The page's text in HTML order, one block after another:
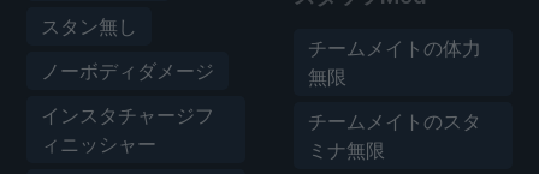
スタン無し
ノーボディダメージ
インスタチャージフ
ィニッシャー
チームメイトの体力
無限
チームメイトのスタ
ミナ無限